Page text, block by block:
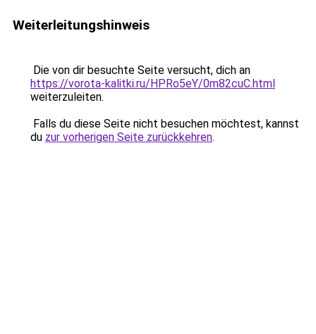
Weiterleitungshinweis
Die von dir besuchte Seite versucht, dich an
https://vorota-kalitki.ru/HPRo5eY/0m82cuC.html
weiterzuleiten.
Falls du diese Seite nicht besuchen möchtest, kannst
du zur vorherigen Seite zurückkehren.